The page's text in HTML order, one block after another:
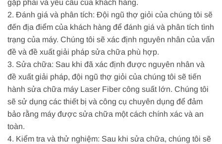
gặp phải và yêu cầu của khách hàng.
2. Đánh giá và phân tích: Đội ngũ thợ giỏi của chúng tôi sẽ
đến địa điểm của khách hàng để đánh giá và phân tích tình
trạng của máy. Chúng tôi sẽ xác định nguyên nhân của vấn
đề và đề xuất giải pháp sửa chữa phù hợp.
3. Sửa chữa: Sau khi đã xác định được nguyên nhân và
đề xuất giải pháp, đội ngũ thợ giỏi của chúng tôi sẽ tiến
hành sửa chữa máy Laser Fiber công suất lớn. Chúng tôi
sẽ sử dụng các thiết bị và công cụ chuyên dụng để đảm
bảo rằng máy được sửa chữa một cách chính xác và an
toàn.
4. Kiểm tra và thử nghiệm: Sau khi sửa chữa, chúng tôi sẽ